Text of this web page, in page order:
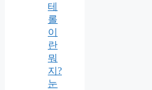
테
롤
이
란
뭐
지?
눈